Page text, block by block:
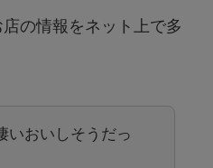
の情報をネット上で多
いおいしそうだっ